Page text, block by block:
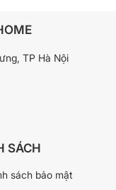
TP Hà Nội
SÁCH
sách bảo mật